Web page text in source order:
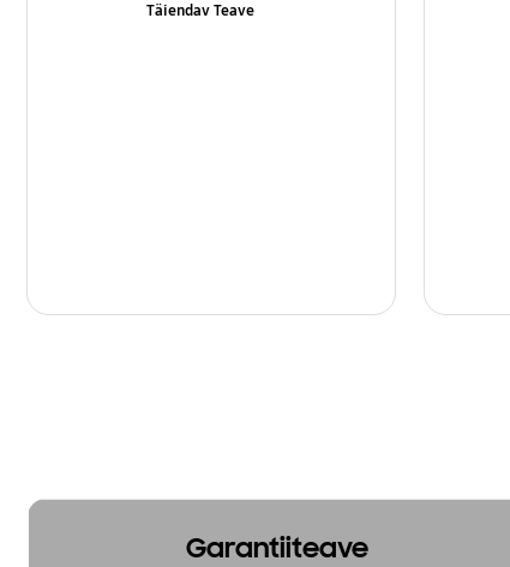
Täiendav Teave
Garantiiteave